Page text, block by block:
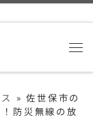
» 佐世保市の
防災無線の放